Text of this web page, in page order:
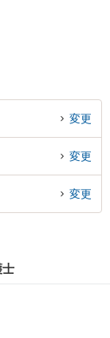
変更
変更
変更